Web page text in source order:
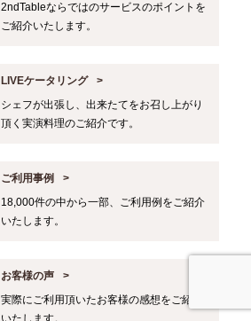
2ndTableならではのサービスのポイントを
ご紹介いたします。
LIVEケータリング
シェフが出張し、出来たてをお召し上がり
頂く実演料理のご紹介です。
ご利用事例
18,000件の中から一部、ご利用例をご紹介
いたします。
お客様の声
実際にご利用頂いたお客様の感想をご紹介
いたします。